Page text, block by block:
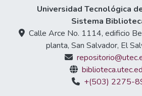
Universidad Tecnológica
Sistema
Calle Arce No. 1114, edificio
planta, San Salvador, El
+(503) 2275-